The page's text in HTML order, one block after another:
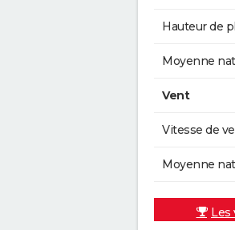
Hauteur de
Moyenne
Vent
Vitesse de
Moyenne
Les